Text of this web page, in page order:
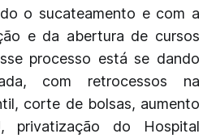
o sucateamento e com a
e da abertura de cursos
processo está se dando
com retrocessos na
corte de bolsas, aumento
privatização do Hospital